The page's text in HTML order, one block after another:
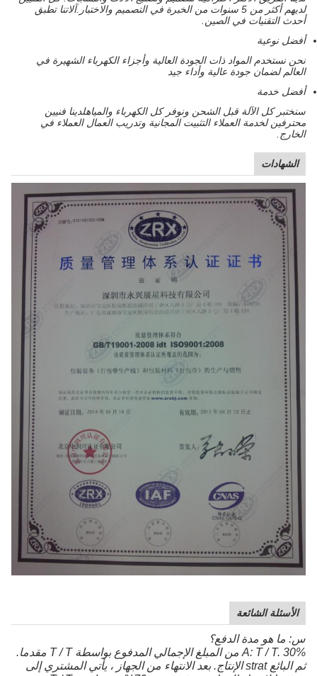
لديهم أكثر من 5 سنوات من الخبرة في التصميم والاختبار.آلاتنا تطبق
أحدث التقنيات في الصين.
أفضل نوعية
نحن نستخدم المواد ذات الجودة العالية وأجزاء الكهرباء الشهيرة في
العالم لضمان جودة عالية وأداء جيد
أفضل خدمة
سنختبر كل الآلة قبل الشحن ونوفر كل الكهرباء والمياهلدينا فنيين
محترفين لخدمة العملاء التثبيت المجانية وتدريب العمال العملاء في
الخارج.
الشهادات
الأسئلة الشائعة
س: ما هو مدة الدفع؟
A: T / T. 30% من المبلغ الإجمالي المدفوع بواسطة T / T مقدما.
ثم البائع strat الإنتاج. بعد الانتهاء من الجهاز ، يأتي المشتري إلى